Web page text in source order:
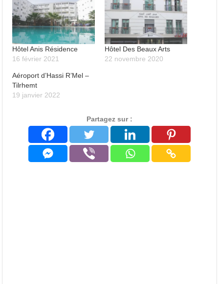
Hôtel Anis Résidence
16 février 2021
Hôtel Des Beaux Arts
22 novembre 2020
Aéroport d’Hassi R’Mel –
Tilrhemt
19 janvier 2022
Partagez sur :